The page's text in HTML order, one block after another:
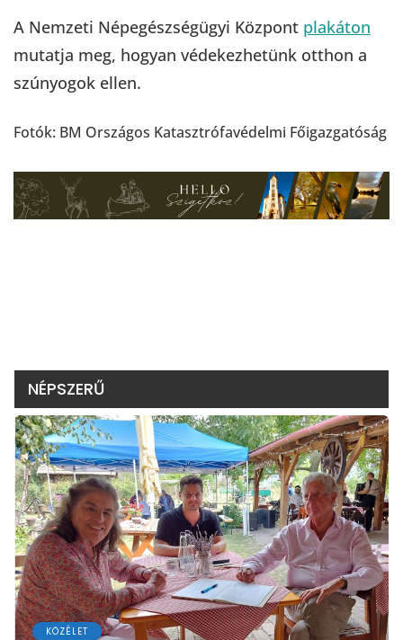
A Nemzeti Népegészségügyi Központ plakáton
mutatja meg, hogyan védekezhetünk otthon a
szúnyogok ellen.
Fotók: BM Országos Katasztrófavédelmi Főigazgatóság
NÉPSZERŰ
KÖZÉLET